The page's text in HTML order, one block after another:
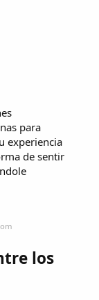
para
experiencia
de sentir
los